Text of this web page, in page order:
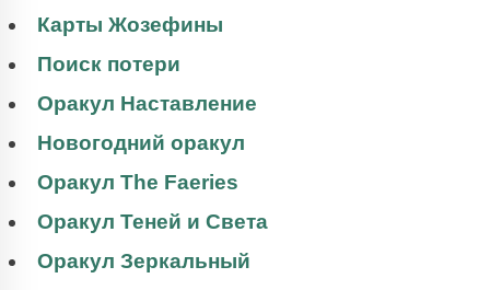
Карты Жозефины
Поиск потери
Оракул Наставление
Новогодний оракул
Оракул The Faeries
Оракул Теней и Света
Оракул Зеркальный